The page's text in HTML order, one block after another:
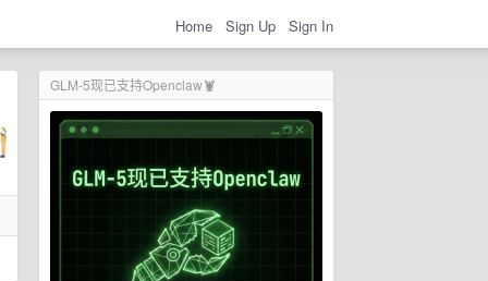
Home Sign Up Sign In
GLM-5现已支持Openclaw🦞